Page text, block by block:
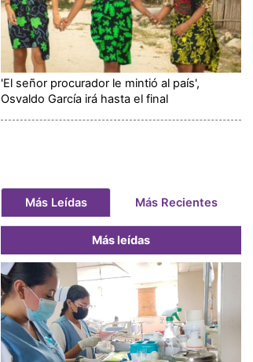
'El señor procurador le mintió al país',
Osvaldo García irá hasta el final
Más Leídas Más Recientes
Más leídas